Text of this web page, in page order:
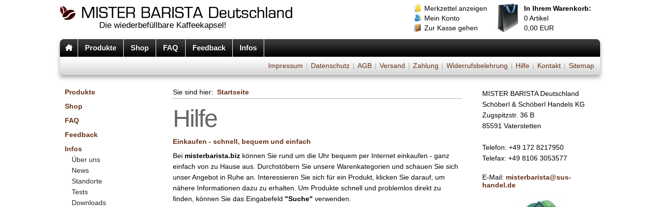
Die wiederbefüllbare Kaffeekapsel!
Merkzettel anzeigen
Mein Konto
Zur Kasse gehen
In Ihrem Warenkorb:
0Artikel
0,00 EUR
Produkte Shop FAQ Feedback Infos
Impressum | Datenschutz | AGB | Versand | Zahlung | Widerrufsbelehrung | Hilfe | Kontakt | Sitemap
Produkte
Shop
FAQ
Feedback
Infos
Über uns
News
Standorte
Tests
Downloads
Sie sind hier: Startseite
Hilfe
Einkaufen - schnell, bequem und einfach
Bei misterbarista.biz können Sie rund um die Uhr bequem per Internet einkaufen - ganz
einfach von zu Hause aus. Durchstöbern Sie unsere Warenkategorien und schauen Sie sich
unser Angebot in Ruhe an. Interessieren Sie sich für ein Produkt, klicken Sie darauf, um
nähere Informationen dazu zu erhalten. Um Produkte schnell und problemlos direkt zu
finden, können Sie das Eingabefeld "Suche" verwenden.
MISTER BARISTA Deutschland
Schöberl & Schöberl Handels KG
Zugspitzstr. 36 B
85591 Vaterstetten
Telefon: +49 172 8217950
Telefax: +49 8106 3053577
E-Mail: misterbarista@sus-
handel.de